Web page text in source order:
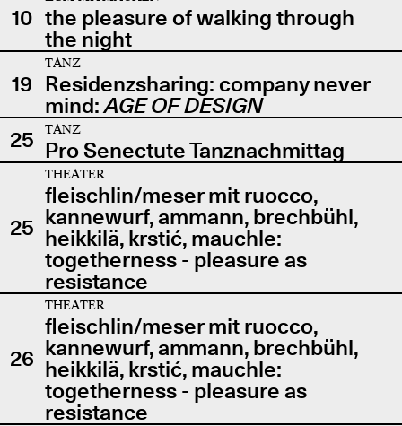
10 the pleasure of walking through
the night
19
TANZ
Residenzsharing: company never
mind:AGE OF DESIGN
25
TANZ
Pro Senectute Tanznachmittag
25
THEATER
fleischlin/meser mit ruocco,
kannewurf, ammann, brechbühl,
heikkilä, krstić, mauchle:
togetherness - pleasure as
resistance
26
THEATER
fleischlin/meser mit ruocco,
kannewurf, ammann, brechbühl,
heikkilä, krstić, mauchle:
togetherness - pleasure as
resistance